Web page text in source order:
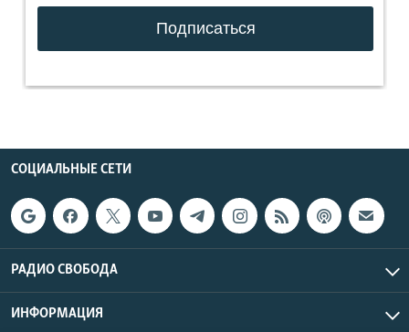
СОЦИАЛЬНЫЕ СЕТИ
РАДИО СВОБОДА
ИНФОРМАЦИЯ